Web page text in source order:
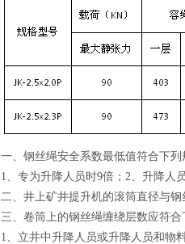
一、钢丝绳安全系数最低值符合下列
1、专为升降人员时9倍；2、升降人
二、井上矿井提升机的滚筒直径与
三、卷筒上的钢丝绳缠绕层数应符合
1、立井中升降人员或升降人员和物